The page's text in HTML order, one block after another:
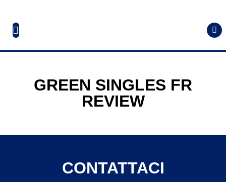
GREEN SINGLES FR
REVIEW
CONTATTACI